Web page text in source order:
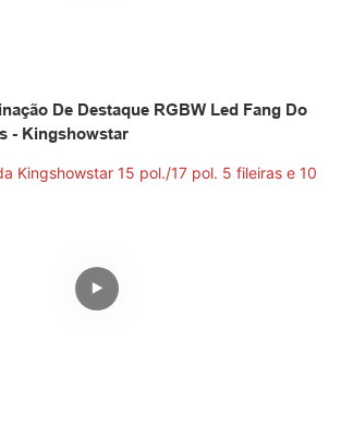
De Destaque RGBW Led Fang Do
- Kingshowstar